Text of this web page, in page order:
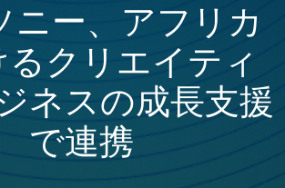
ニー、アフリカ
るクリエイティ
ネスの成長支援
で連携